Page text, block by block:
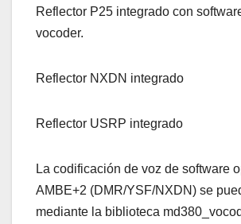
Reflector P25 integrado con
vocoder.
Reflector NXDN integrado
Reflector USRP integrado
La codificación de voz de software
AMBE+2 (DMR/YSF/NXDN) se
mediante la biblioteca